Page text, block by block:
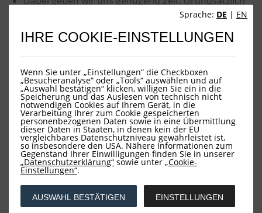
Sprache: DE | EN
IHRE COOKIE-EINSTELLUNGEN
Wenn Sie unter „Einstellungen“ die Checkboxen
„Besucheranalyse“ oder „Tools“ auswählen und auf
„Auswahl bestätigen“ klicken, willigen Sie ein in die
Speicherung und das Auslesen von technisch nicht
notwendigen Cookies auf Ihrem Gerät, in die
Verarbeitung Ihrer zum Cookie gespeicherten
personenbezogenen Daten sowie in eine Übermittlung
dieser Daten in Staaten, in denen kein der EU
vergleichbares Datenschutzniveau gewährleistet ist,
so insbesondere den USA. Nähere Informationen zum
Gegenstand Ihrer Einwilligungen finden Sie in unserer
„Datenschutzerklärung“ sowie unter „Cookie-
Einstellungen“.
AUSWAHL BESTÄTIGEN EINSTELLUNGEN
begleiten wir Unternehmen, die sich in unserem
es nicht, durch aktives "Traden" Erträge zu
Der Fokus liegt auf absoluter Wertentwicklung:
Wichtig ist für uns, dass bei unseren Unternehmen
im Zeitverlauf eine absolute und nachhaltige
Substanzverbesserung zu beobachten ist.
Die Unterbewertung eines Unternehmens ist die
wesentliche Voraussetzung für unsere
Anlageentscheidung. Aus diesem Grunde wählen
wir Aktien nicht nach einer Indexzugehörigkeit aus.
Wir verzichten darauf, eine fixe
Regionengewichtung vorzugeben. Das Prinzip der
Unterbewertung soll die Zusammensetzung
unseres Portfolios steuern.